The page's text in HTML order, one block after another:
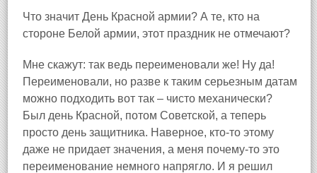
Что значит День Красной армии? А те, кто на
стороне Белой армии, этот праздник не отмечают?
Мне скажут: так ведь переименовали же! Ну да!
Переименовали, но разве к таким серьезным датам
можно подходить вот так – чисто механически?
Был день Красной, потом Советской, а теперь
просто день защитника. Наверное, кто-то этому
даже не придает значения, а меня почему-то это
переименование немного напрягло. И я решил